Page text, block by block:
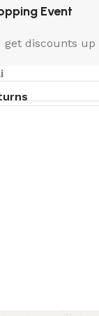
Event
get discounts up